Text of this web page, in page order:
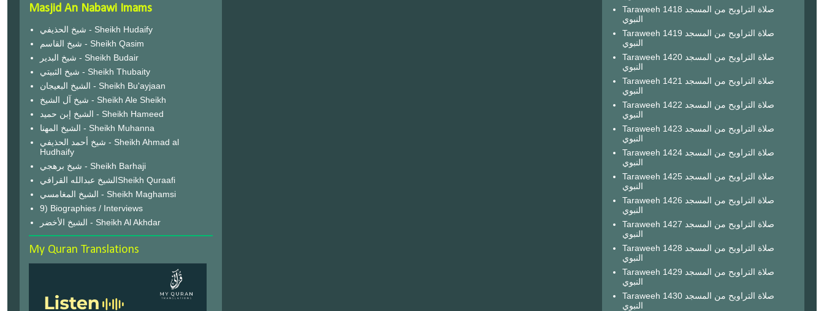
Masjid An Nabawi Imams
شيخ الحذيفي - Sheikh Hudaify
شيخ القاسم - Sheikh Qasim
شيخ البدير - Sheikh Budair
شيخ الثبيتي - Sheikh Thubaity
الشيخ البعيجان - Sheikh Bu'ayjaan
شيخ آل الشيخ - Sheikh Ale Sheikh
الشيخ إبن حميد - Sheikh Hameed
الشيخ المهنا - Sheikh Muhanna
شيخ أحمد الحذيفي - Sheikh Ahmad al
Hudhaify
شيخ برهجي - Sheikh Barhaji
الشيخ عبدالله القرافيSheikh Quraafi
الشيخ المغامسي - Sheikh Maghamsi
9) Biographies / Interviews
الشيخ الأخضر - Sheikh Al Akhdar
My Quran Translations
Taraweeh 1418 صلاة التراويح من المسجد
النبوي
Taraweeh 1419 صلاة التراويح من المسجد
النبوي
Taraweeh 1420 صلاة التراويح من المسجد
النبوي
Taraweeh 1421 صلاة التراويح من المسجد
النبوي
Taraweeh 1422 صلاة التراويح من المسجد
النبوي
Taraweeh 1423 صلاة التراويح من المسجد
النبوي
Taraweeh 1424 صلاة التراويح من المسجد
النبوي
Taraweeh 1425 صلاة التراويح من المسجد
النبوي
Taraweeh 1426 صلاة التراويح من المسجد
النبوي
Taraweeh 1427 صلاة التراويح من المسجد
النبوي
Taraweeh 1428 صلاة التراويح من المسجد
النبوي
Taraweeh 1429 صلاة التراويح من المسجد
النبوي
Taraweeh 1430 صلاة التراويح من المسجد
النبوي